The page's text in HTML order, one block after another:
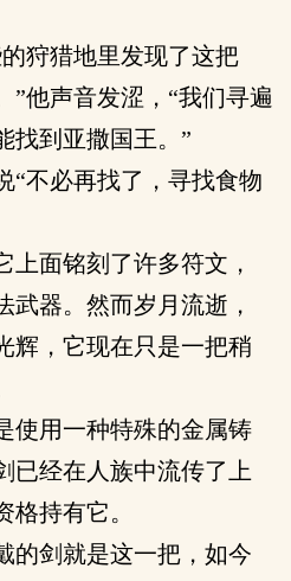
狩猎地里发现了这把
”他声音发涩，“我们寻遍
找到亚撒国王。”
不必再找了，寻找食物
面铭刻了许多符文，
武器。然而岁月流逝，
辉，它现在只是一把稍
使用一种特殊的金属铸
已经在人族中流传了上
持有它。
剑就是这一把，如今